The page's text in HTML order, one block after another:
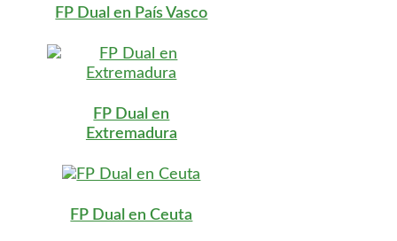
FP Dual en País Vasco
FP Dual en
Extremadura
FP Dual en Ceuta